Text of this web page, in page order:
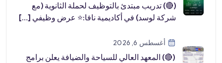
(🔴) تدريب مبتدئ بالتوظيف لحملة الثانوية (مع
شركة لوسد) في أكاديمية نافا:⭐️ عرض وظيفي […]
أغسطس 6, 2026
(🔴) المعهد العالي للسياحة والضيافة يعلن برامج